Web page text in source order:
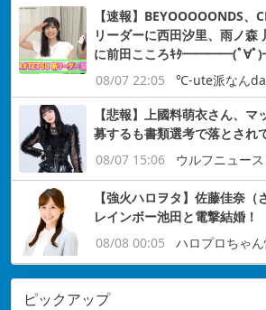
【速報】BEYOOOOONDS、
リーダーに西田汐里、雨ノ森
に前田こころｷﾀ━━━━(ﾟ
08/07 22:05
℃-ute派なん
【悲報】上國料萌衣さん、マ
募するも書類選考で落とされ
08/07 15:06
ウルフニュース
【強火ハロヲタ】佐藤佳奈（
レインボー池田と電撃結婚！
08/08 00:05
ハロプロちゃ
ピックアップ